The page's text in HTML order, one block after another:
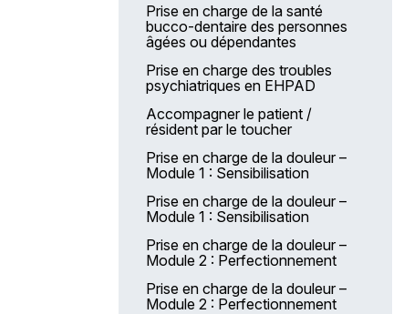
Prise en charge de la santé
bucco-dentaire des personnes
âgées ou dépendantes
Prise en charge des troubles
psychiatriques en EHPAD
Accompagner le patient /
résident par le toucher
Prise en charge de la douleur –
Module 1 : Sensibilisation
Prise en charge de la douleur –
Module 1 : Sensibilisation
Prise en charge de la douleur –
Module 2 : Perfectionnement
Prise en charge de la douleur –
Module 2 : Perfectionnement